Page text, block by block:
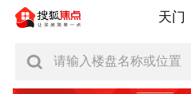
天门
请输入楼盘名称或位置